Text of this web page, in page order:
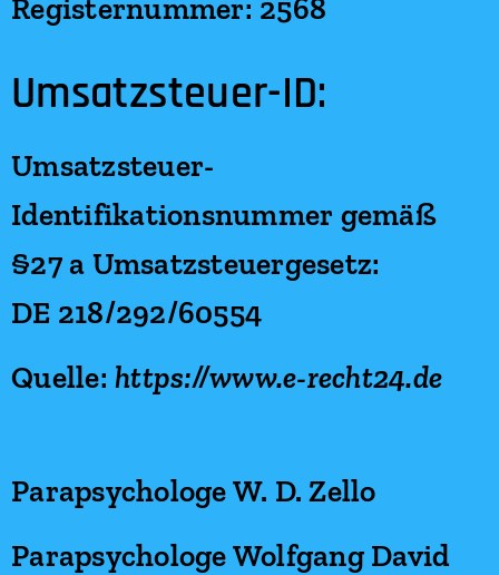
Registernummer: 2568
Umsatzsteuer-ID:
Umsatzsteuer-
Identifikationsnummer gemäß
§27 a Umsatzsteuergesetz:
DE 218/292/60554
Quelle: https://www.e-recht24.de
Parapsychologe W. D. Zello
Parapsychologe Wolfgang David